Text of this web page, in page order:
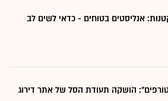
אנליסטים בטוחים - כדאי לשים לב
הושקה תעודת הסל של אתר דירוג